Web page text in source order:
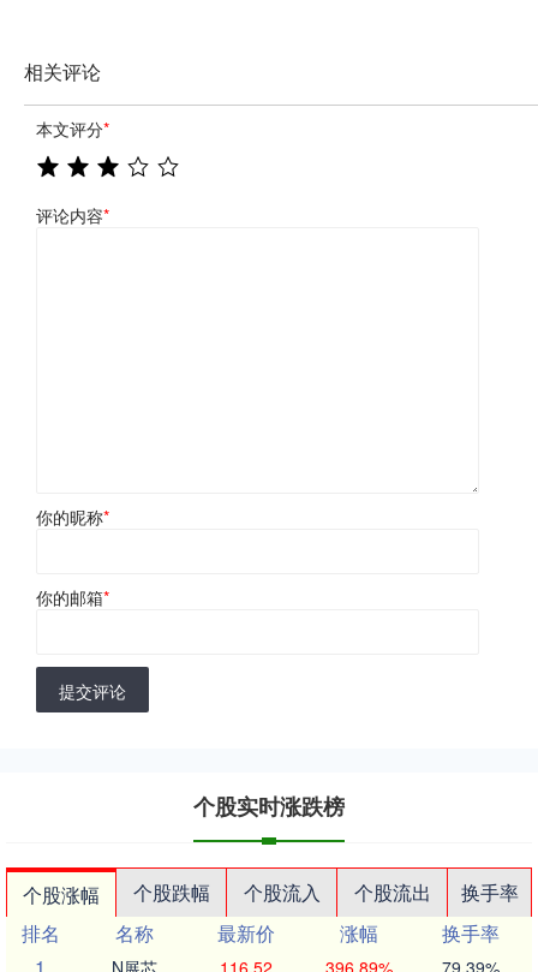
相关评论
本文评分*
评论内容*
你的昵称*
你的邮箱*
提交评论
个股实时涨跌榜
个股涨幅 个股跌幅 个股流入 个股流出
换手率
排名
名称 最新价 涨幅
换手率
1
N展芯 116.52 396.89% 79.39%